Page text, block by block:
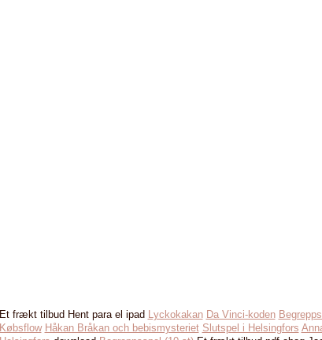
Et frækt tilbud Hent para el ipad Lyckokakan Da Vinci-koden
Købsflow Håkan Bråkan och bebismysteriet Slutspel i Helsingfors